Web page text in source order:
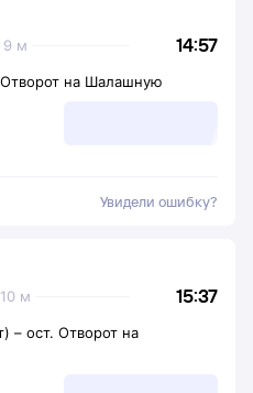
14:57
9 м
Отворот на Шалашную
Увидели ошибку?
15:37
10 м
– ост. Отворот на